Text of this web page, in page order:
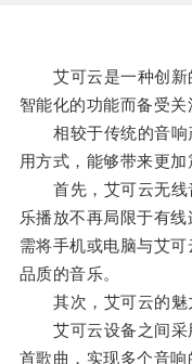
艾可云是一种创新
智能化的功能而备受关
相较于传统的音响
用方式，能够带来更加
首先，艾可云无线
乐播放不再局限于有
需将手机或电脑与艾
品质的音乐。
其次，艾可云的魅
艾可云设备之间采
首歌曲，实现多个音响